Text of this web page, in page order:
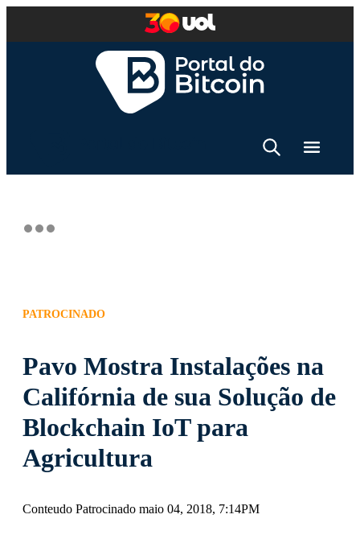
PATROCINADO
Pavo Mostra Instalações na
Califórnia de sua Solução de
Blockchain IoT para
Agricultura
Conteudo Patrocinado maio 04, 2018, 7:14PM